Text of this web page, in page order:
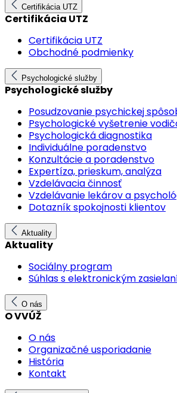
Certifikácia UTZ
Certifikácia UTZ
Certifikácia UTZ
Obchodné podmienky
Psychologické služby
Psychologické služby
Posudzovanie psychickej
Psychologické vyšetrenie
Psychologická diagnostika
Individuálne poradenstvo
Konzultácie a poradenstvo
Expertíza, prieskum, analýza
Vzdelávacia činnosť
Vzdelávanie lekárov a
Dotazník spokojnosti klientov
Aktuality
Aktuality
Sociálny program
Súhlas s elektronickým
O nás
O VVÚŽ
O nás
Organizačné usporiadanie
História
Kontakt